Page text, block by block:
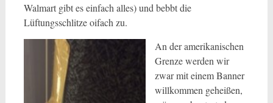
Walmart gibt es einfach alles) und bebbt die
Lüftungsschlitze oifach zu.
An der amerikanischen
Grenze werden wir
zwar mit einem Banner
willkommen geheißen,